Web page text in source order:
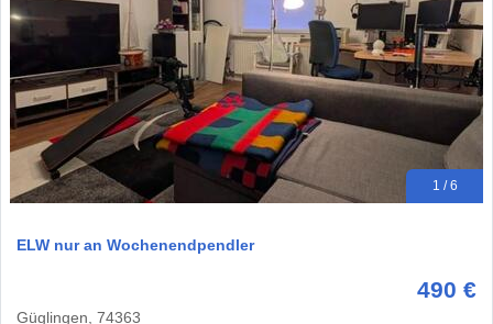
1 / 6
ELW nur an Wochenendpendler
490 €
Güglingen, 74363